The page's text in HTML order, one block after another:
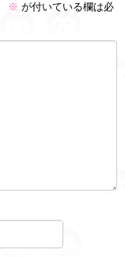
※ が付いている欄は必